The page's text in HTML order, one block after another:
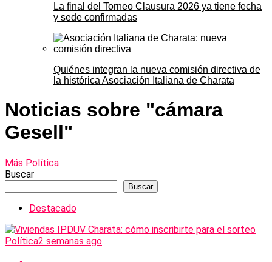
La final del Torneo Clausura 2026 ya tiene fecha
y sede confirmadas
Quiénes integran la nueva comisión directiva de
la histórica Asociación Italiana de Charata
Noticias sobre "cámara
Gesell"
Más Política
Buscar
Buscar
Destacado
Política2 semanas ago